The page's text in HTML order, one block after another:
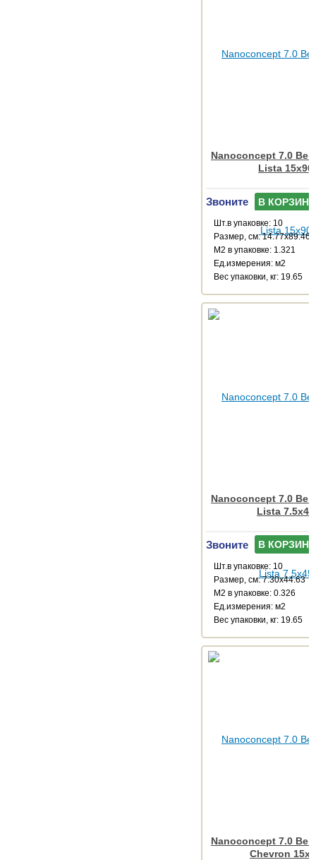
Nanoconcept 7.0
Lista 15x90
Звоните В КОРЗИНУ
Шт.в упаковке: 10
Размер, см: 14.77x89.46
М2 в упаковке: 1.321
Ед.измерения: м2
Веc упаковки, кг: 19.65
Nanoconcept 7.0
Lista 7.5x45
Звоните В КОРЗИНУ
Шт.в упаковке: 10
Размер, см: 7.30x44.63
М2 в упаковке: 0.326
Ед.измерения: м2
Веc упаковки, кг: 19.65
Nanoconcept 7.0
Chevron